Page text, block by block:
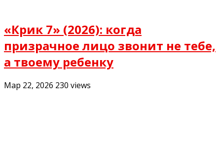
«Крик 7» (2026): когда
призрачное лицо звонит не тебе,
а твоему ребенку
Мар 22, 2026 230 views